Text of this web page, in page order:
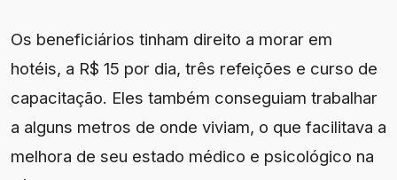
Os beneficiários tinham direito a morar em
hotéis, a R$ 15 por dia, três refeições e curso de
capacitação. Eles também conseguiam trabalhar
a alguns metros de onde viviam, o que facilitava a
melhora de seu estado médico e psicológico na